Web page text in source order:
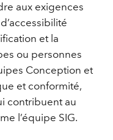
aux exigences
et la
ou personnes
Conception et
et conformité,
contribuent au
l’équipe SIG.